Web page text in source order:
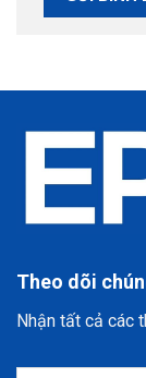
Theo dõi
Nhận tất cả các